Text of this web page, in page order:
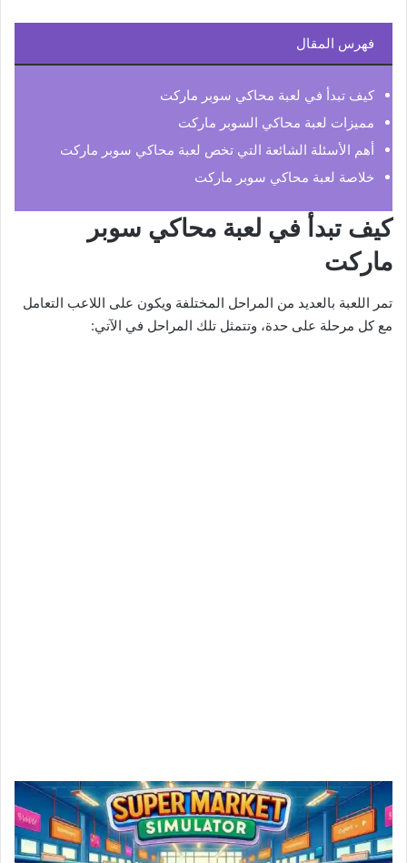
فهرس المقال
كيف تبدأ في لعبة محاكي سوبر ماركت
مميزات لعبة محاكي السوبر ماركت
أهم الأسئلة الشائعة التي تخص لعبة محاكي سوبر ماركت
خلاصة لعبة محاكي سوبر ماركت
كيف تبدأ في لعبة محاكي سوبر
ماركت
تمر اللعبة بالعديد من المراحل المختلفة ويكون على اللاعب التعامل
مع كل مرحلة على حدة، وتتمثل تلك المراحل في الآتي: